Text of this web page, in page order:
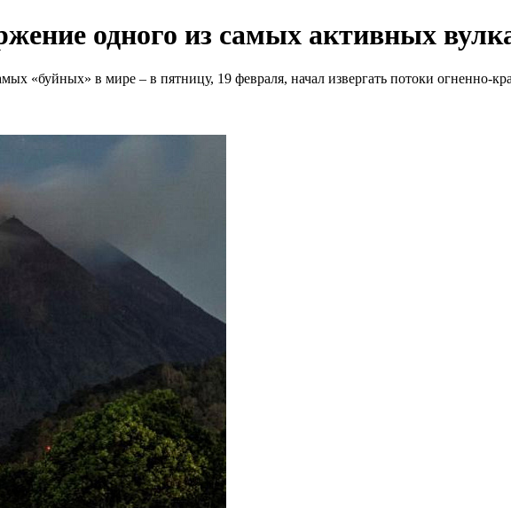
одного из самых активных
«буйных» в мире – в пятницу, 19 февраля, начал извергать потоки огненно-